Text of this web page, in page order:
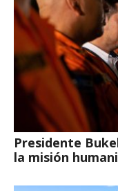
Presidente
la misión